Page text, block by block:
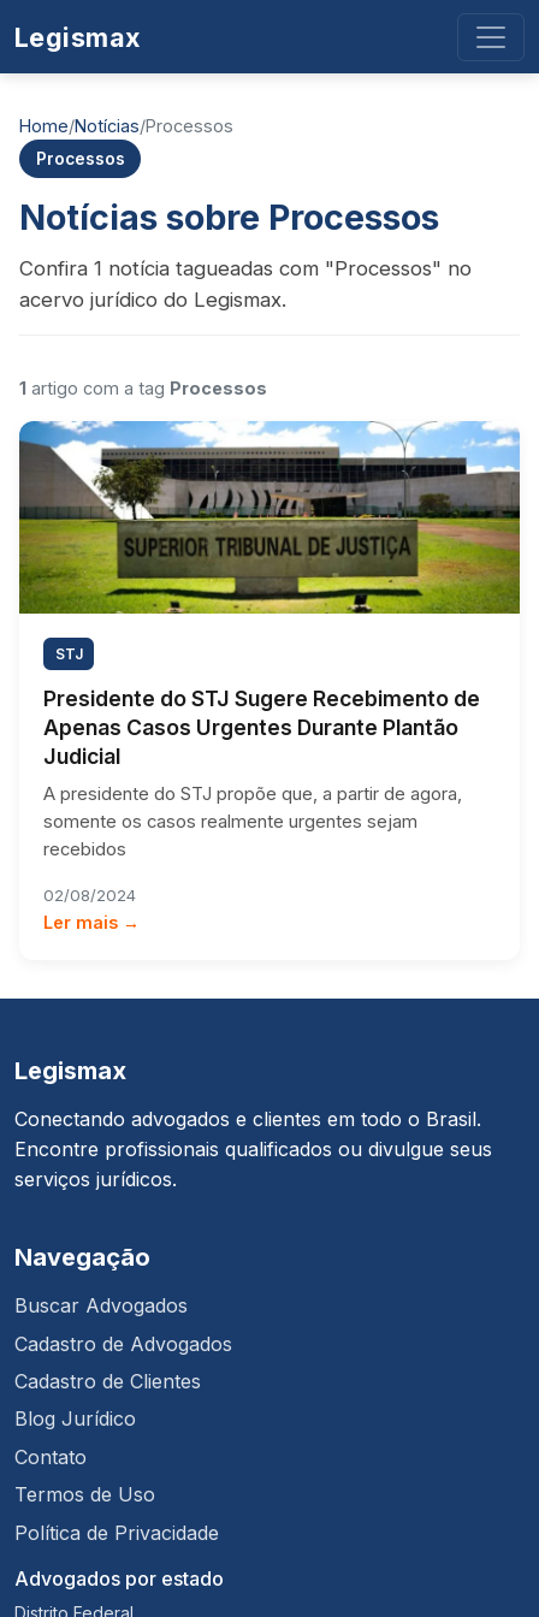
Legismax
Home/Notícias/Processos
Processos
Notícias sobre Processos
Confira 1 notícia tagueadas com "Processos" no
acervo jurídico do Legismax.
1 artigo com a tag Processos
STJ
Presidente do STJ Sugere Recebimento de
Apenas Casos Urgentes Durante Plantão
Judicial
A presidente do STJ propõe que, a partir de agora,
somente os casos realmente urgentes sejam
recebidos
02/08/2024
Ler mais →
Legismax
Conectando advogados e clientes em todo o Brasil.
Encontre profissionais qualificados ou divulgue seus
serviços jurídicos.
Navegação
Buscar Advogados
Cadastro de Advogados
Cadastro de Clientes
Blog Jurídico
Contato
Termos de Uso
Política de Privacidade
Advogados por estado
Distrito Federal